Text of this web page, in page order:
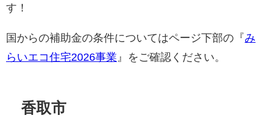
す！
国からの補助金の条件についてはページ下部の『み
らいエコ住宅2026事業 』をご確認ください。
香取市